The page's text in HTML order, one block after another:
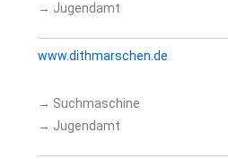
→ Jugendamt
www.dithmarschen.de
→ Suchmaschine
→ Jugendamt